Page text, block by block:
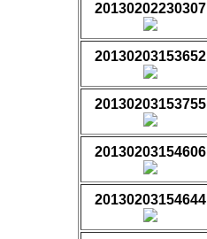
20130202230307
20130203153652
20130203153755
20130203154606
20130203154644